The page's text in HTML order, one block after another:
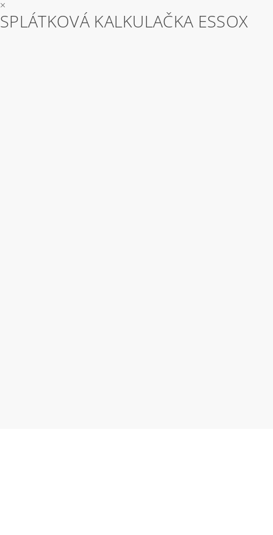
×
SPLÁTKOVÁ KALKULAČKA ESSOX